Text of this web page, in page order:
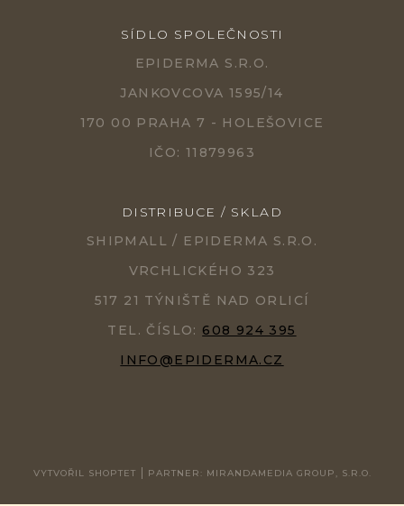
SÍDLO SPOLEČNOSTI
EPIDERMA S.R.O.
JANKOVCOVA 1595/14
170 00 PRAHA 7 - HOLEŠOVICE
IČO: 11879963
DISTRIBUCE / SKLAD
SHIPMALL / EPIDERMA S.R.O.
VRCHLICKÉHO 323
517 21 TÝNIŠTĚ NAD ORLICÍ
TEL. ČÍSLO: 608 924 395
INFO@EPIDERMA.CZ
VYTVOŘIL SHOPTET PARTNER: MIRANDAMEDIA GROUP, S.R.O.